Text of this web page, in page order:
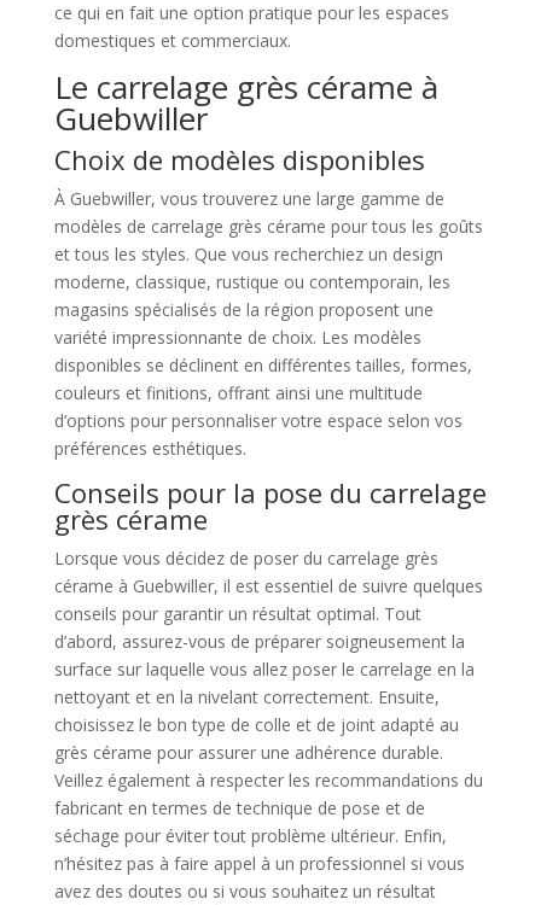
ce qui en fait une option pratique pour les espaces
domestiques et commerciaux.
Le carrelage grès cérame à
Guebwiller
Choix de modèles disponibles
À Guebwiller, vous trouverez une large gamme de
modèles de carrelage grès cérame pour tous les goûts
et tous les styles. Que vous recherchiez un design
moderne, classique, rustique ou contemporain, les
magasins spécialisés de la région proposent une
variété impressionnante de choix. Les modèles
disponibles se déclinent en différentes tailles, formes,
couleurs et finitions, offrant ainsi une multitude
d’options pour personnaliser votre espace selon vos
préférences esthétiques.
Conseils pour la pose du carrelage
grès cérame
Lorsque vous décidez de poser du carrelage grès
cérame à Guebwiller, il est essentiel de suivre quelques
conseils pour garantir un résultat optimal. Tout
d’abord, assurez-vous de préparer soigneusement la
surface sur laquelle vous allez poser le carrelage en la
nettoyant et en la nivelant correctement. Ensuite,
choisissez le bon type de colle et de joint adapté au
grès cérame pour assurer une adhérence durable.
Veillez également à respecter les recommandations du
fabricant en termes de technique de pose et de
séchage pour éviter tout problème ultérieur. Enfin,
n’hésitez pas à faire appel à un professionnel si vous
avez des doutes ou si vous souhaitez un résultat